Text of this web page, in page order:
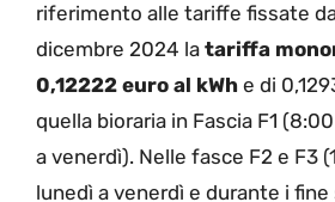
riferimento alle tariffe fissate
dicembre 2024 la tariffa
0,12222 euro al kWh e di
quella bioraria in Fascia F1
a venerdì). Nelle fasce F2 e F3
lunedì a venerdì e durante i